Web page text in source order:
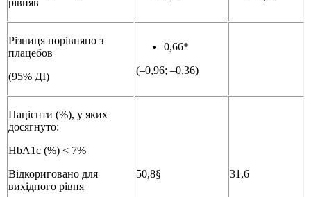
рівняв
Різниця порівняно з
плацебов
(95% ДІ)
0,66*
(–0,96; –0,36)
Пацієнти (%), у яких
досягнуто:
HbA1c (%) ˂ 7%
Відкориговано для
вихідного рівня
50,8§ 31,6